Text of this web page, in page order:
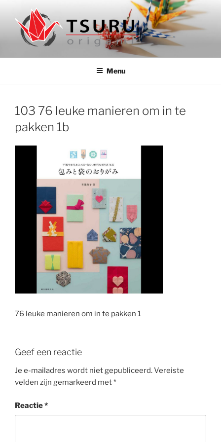
inhoud
ORIGAMIWINKEL TSURU
Authentieke origami papier en boeken uit Japan
Menu
103 76 leuke manieren om in te
pakken 1b
76 leuke manieren om in te pakken 1
Geef een reactie
Je e-mailadres wordt niet gepubliceerd.Vereiste
velden zijn gemarkeerd met*
Reactie*